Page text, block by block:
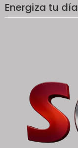
Energiza tu día